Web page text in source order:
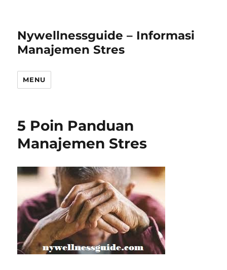
Nywellnessguide – Informasi
Manajemen Stres
MENU
5 Poin Panduan
Manajemen Stres